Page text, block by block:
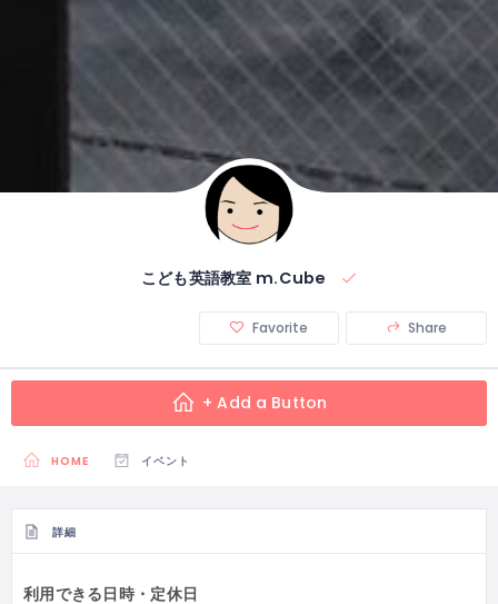
こども英語教室 m.Cube
Favorite Share
+ Add a Button
HOME イベント
詳細
利用できる日時・定休日